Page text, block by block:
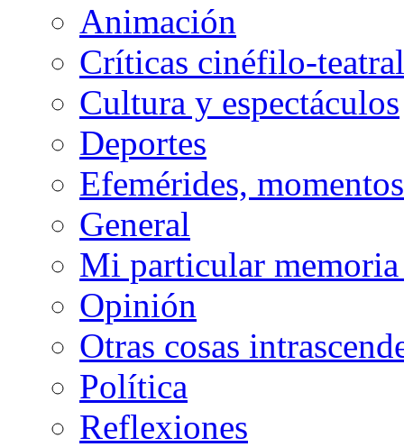
Animación
Críticas cinéfilo-
Cultura y espectáculos
Deportes
Efemérides,
General
Mi particular
Opinión
Otras cosas
Política
Reflexiones